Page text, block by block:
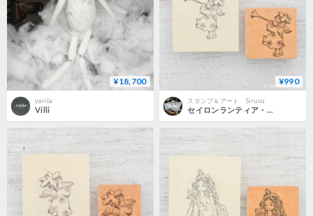
¥18,700
yarila
Villi
¥990
スタンプ＆アート Sirusu
セイロンランティア・ラッパ吹く白い天使